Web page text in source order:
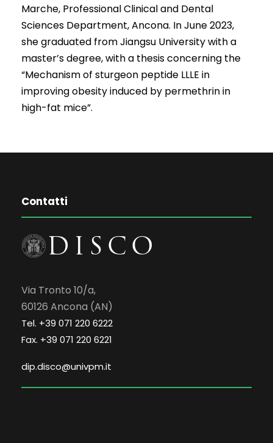
Marche, Professional Clinical and Dental
Sciences Department, Ancona. In June 2023,
she graduated from Jiangsu University with a
master’s degree, with a thesis concerning the
“Mechanism of sturgeon peptide LLLE in
improving obesity induced by permethrin in
high-fat mice”.
Contatti
Via Tronto 10/a,
60126 Ancona (AN)
Tel. +39 071 220 6222
Fax. +39 071 220 6221
dip.disco@univpm.it